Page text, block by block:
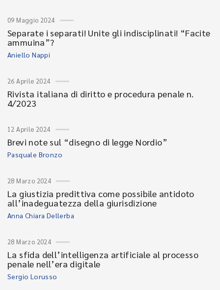
09 Maggio 2024
Separate i separati! Unite gli indisciplinati! “Facite
ammuina”?
Aniello Nappi
26 Aprile 2024
Rivista italiana di diritto e procedura penale n.
4/2023
12 Aprile 2024
Brevi note sul “disegno di legge Nordio”
Pasquale Bronzo
28 Marzo 2024
La giustizia predittiva come possibile antidoto
all’inadeguatezza della giurisdizione
Anna Chiara Dellerba
28 Marzo 2024
La sfida dell’intelligenza artificiale al processo
penale nell’era digitale
Sergio Lorusso